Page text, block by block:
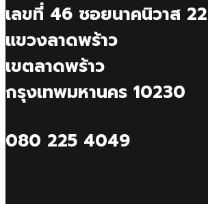
เลขที่ 46 ซอยนาคนิวาส 22
แขวงลาดพร้าว
เขตลาดพร้าว
กรุงเทพมหานคร 10230
080 225 4049